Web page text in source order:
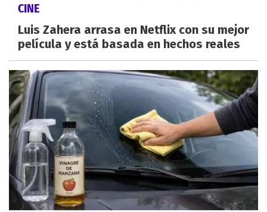
CINE
Luis Zahera arrasa en Netflix con su mejor
película y está basada en hechos reales